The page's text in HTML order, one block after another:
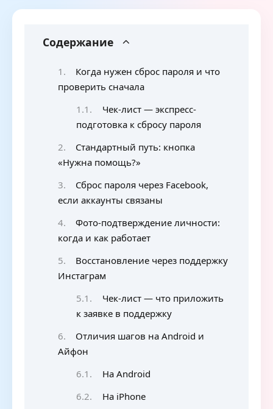
Содержание
Когда нужен сброс пароля и что
проверить сначала
Чек-лист — экспресс-
подготовка к сбросу пароля
Стандартный путь: кнопка
«Нужна помощь?»
Сброс пароля через Facebook,
если аккаунты связаны
Фото-подтверждение личности:
когда и как работает
Восстановление через поддержку
Инстаграм
Чек-лист — что приложить
к заявке в поддержку
Отличия шагов на Android и
Айфон
На Android
На iPhone